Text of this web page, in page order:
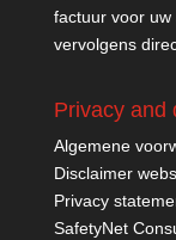
factuur voor
vervolgens
Privacy and
Algemene
Disclaimer
Privacy
SafetyNet